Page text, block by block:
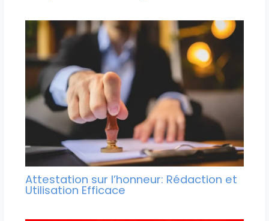
Attestation sur l’honneur: Rédaction et
Utilisation Efficace